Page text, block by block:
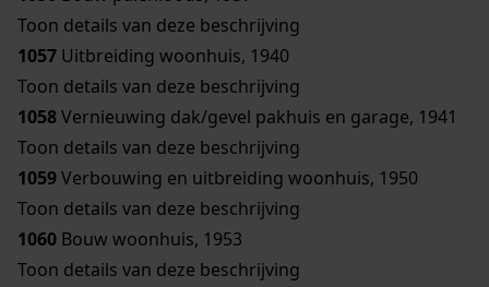
Toon details van deze beschrijving
1057 Uitbreiding woonhuis, 1940
Toon details van deze beschrijving
1058Vernieuwing dak/gevel pakhuis en garage, 1941
Toon details van deze beschrijving
1059Verbouwing en uitbreiding woonhuis, 1950
Toon details van deze beschrijving
1060 Bouw woonhuis, 1953
Toon details van deze beschrijving